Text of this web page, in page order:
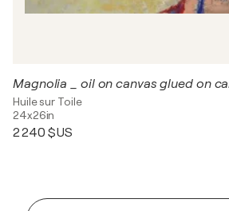
Huile sur Toile
24x26in
2 240 $US